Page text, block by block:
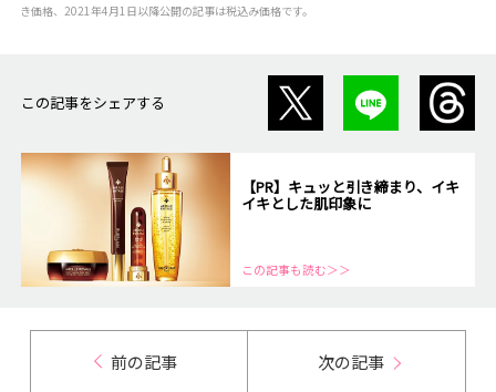
き価格、2021年4月1日以降公開の記事は税込み価格です。
この記事をシェアする
【PR】キュッと引き締まり、イキ
イキとした肌印象に
この記事も読む＞＞
前の記事 次の記事